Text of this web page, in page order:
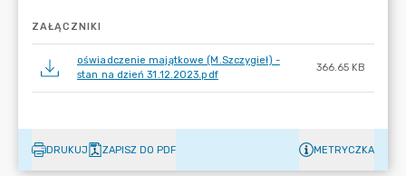
ZAŁĄCZNIKI
oświadczenie majątkowe (M.Szczygieł) -
stan na dzień 31.12.2023.pdf
366.65 KB
DRUKUJ ZAPISZ DO PDF METRYCZKA